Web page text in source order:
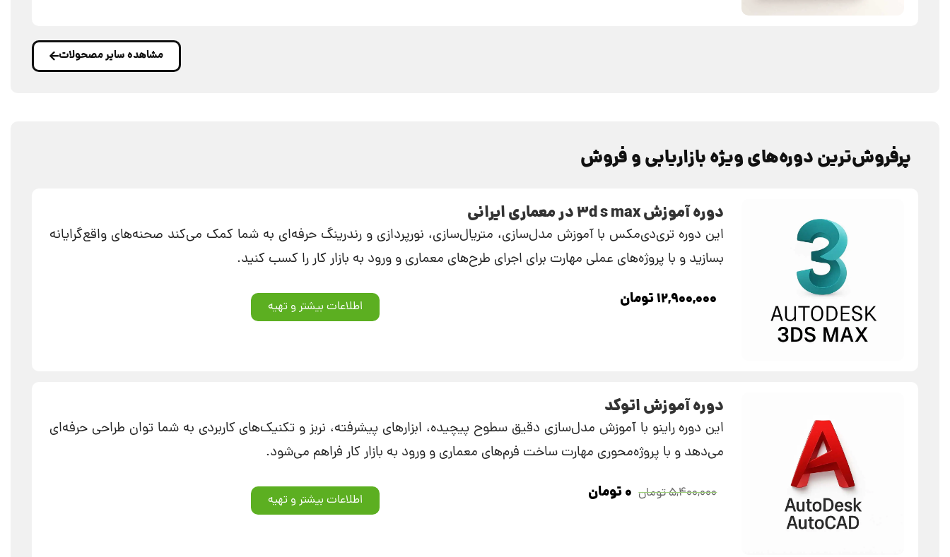
مشاهده سایر مصحولات
پرفروش‌ترین دوره‌‌های ویژه بازاریابی و فروش
دوره آموزش 3d s max در معماری ایرانی
این دوره تری‌دی‌مکس با آموزش مدل‌سازی، متریال‌سازی، نورپردازی و رندرینگ حرفه‌ای به شما کمک می‌کند صحنه‌های واقع‌گرایانه
بسازید و با پروژه‌های عملی مهارت برای اجرای طرح‌های معماری و ورود به بازار کار را کسب کنید.
۱۲,۹۰۰,۰۰۰تومان اطلاعات بیشتر و تهیه
دوره آموزش اتوکد
این دوره راینو با آموزش مدل‌سازی دقیق سطوح پیچیده، ابزارهای پیشرفته، نربز و تکنیک‌های کاربردی به شما توان طراحی حرفه‌ای
می‌دهد و با پروژه‌محوری مهارت ساخت فرم‌های معماری و ورود به بازار کار فراهم می‌شود.
۵,۴۰۰,۰۰۰تومان ۰تومان اطلاعات بیشتر و تهیه